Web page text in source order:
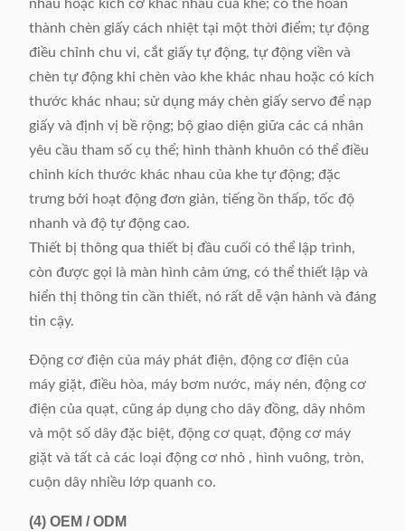
nhau hoặc kích cỡ khác nhau của khe; có thể hoàn
thành chèn giấy cách nhiệt tại một thời điểm; tự động
điều chỉnh chu vi, cắt giấy tự động, tự động viền và
chèn tự động khi chèn vào khe khác nhau hoặc có kích
thước khác nhau; sử dụng máy chèn giấy servo để nạp
giấy và định vị bề rộng; bộ giao diện giữa các cá nhân
yêu cầu tham số cụ thể; hình thành khuôn có thể điều
chỉnh kích thước khác nhau của khe tự động; đặc
trưng bởi hoạt động đơn giản, tiếng ồn thấp, tốc độ
nhanh và độ tự động cao.
Thiết bị thông qua thiết bị đầu cuối có thể lập trình,
còn được gọi là màn hình cảm ứng, có thể thiết lập và
hiển thị thông tin cần thiết, nó rất dễ vận hành và đáng
tin cậy.
Động cơ điện của máy phát điện, động cơ điện của
máy giặt, điều hòa, máy bơm nước, máy nén, động cơ
điện của quạt, cũng áp dụng cho dây đồng, dây nhôm
và một số dây đặc biệt, động cơ quạt, động cơ máy
giặt và tất cả các loại động cơ nhỏ , hình vuông, tròn,
cuộn dây nhiều lớp quanh co.
(4) OEM / ODM